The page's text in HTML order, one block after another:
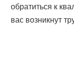
обратиться к
вас возникнут